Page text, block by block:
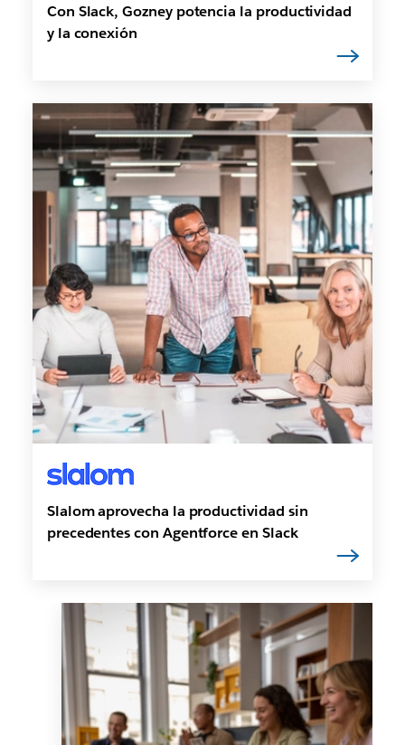
Con Slack, Gozney potencia la productividad
y la conexión
Slalom aprovecha la productividad sin
precedentes con Agentforce en Slack